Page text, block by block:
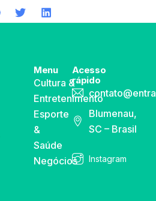
Menu
Cultura &
Entretenimento
Esporte
&
Saúde
Negócios
Acesso
rápido
Blumenau,
SC – Brasil
Instagram